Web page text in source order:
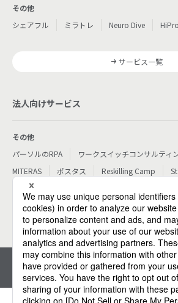
その他
シェアフル
ミラトレ Neuro Dive HiPro
サービス一覧
法人向けサービス
その他
パーソルのRPA
ワークスイッチコンサルティ
MITERAS
ポスタス Reskilling Camp
サービス一覧